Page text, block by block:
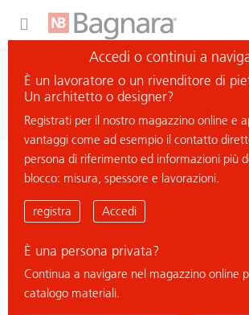
cerca materiale
< ritorna all'elenco
PIETRA MAREA
Accedi o continui a
È un lavoratore o un rivenditore di
Un architetto o designer?
Registrati per il nostro magazzino online e
vantaggi come ad esempio il contatto
persona di riferimento ed informazioni più
blocco: misura, spessore e lavorazioni.
registra Accedi
È una persona privata?
Continua a navigare nel magazzino online
catalogo materiali.